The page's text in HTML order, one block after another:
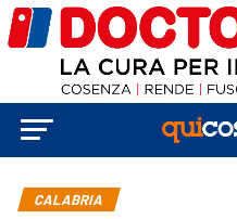
CALABRIA